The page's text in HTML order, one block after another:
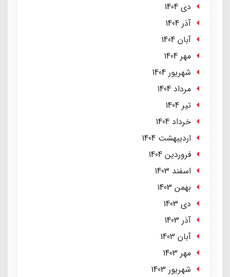
دی 1404
آذر 1404
آبان 1404
مهر 1404
شهریور 1404
مرداد 1404
تير 1404
خرداد 1404
ارديبهشت 1404
فروردین 1404
اسفند 1403
بهمن 1403
دی 1403
آذر 1403
آبان 1403
مهر 1403
شهریور 1403